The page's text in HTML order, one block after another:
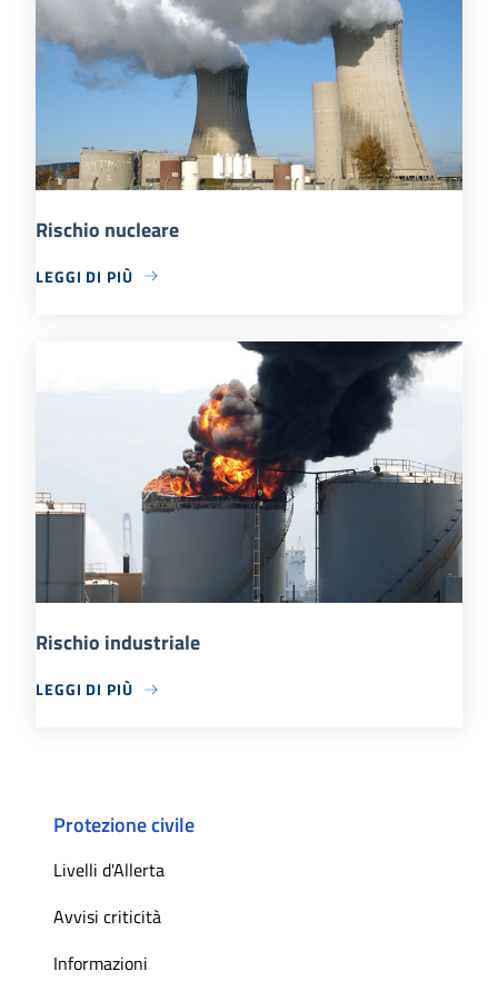
Rischio nucleare
LEGGI DI PIÙ
Rischio industriale
LEGGI DI PIÙ
Protezione civile
Livelli d'Allerta
Avvisi criticità
Informazioni